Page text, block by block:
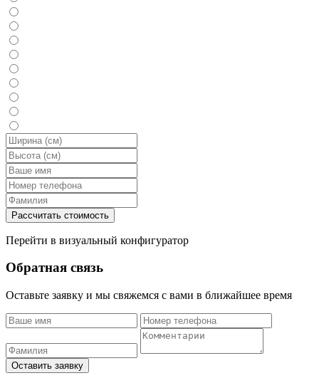
Перейти в визуальный конфигуратор
Обратная связь
Оставьте заявку и мы свяжемся с вами в ближайшее время